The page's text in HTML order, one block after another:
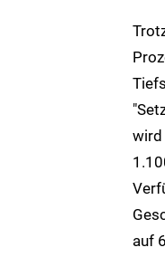
wird
auf